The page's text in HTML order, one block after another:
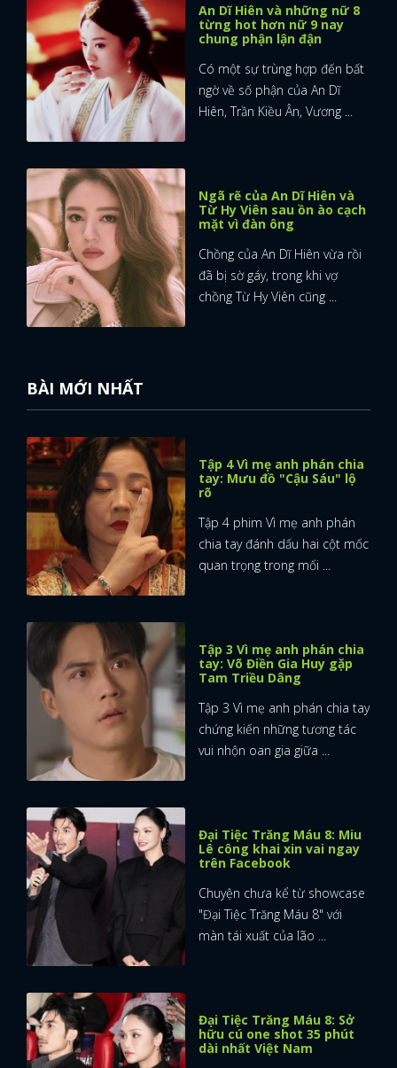
An Dĩ Hiên và những nữ 8
từng hot hơn nữ 9 nay
chung phận lận đận
Có một sự trùng hợp đến bất
ngờ về số phận của An Dĩ
Hiên, Trần Kiều Ân, Vương ...
Ngã rẽ của An Dĩ Hiên và
Từ Hy Viên sau ồn ào cạch
mặt vì đàn ông
Chồng của An Dĩ Hiên vừa rồi
đã bị sờ gáy, trong khi vợ
chồng Từ Hy Viên cũng ...
BÀI MỚI NHẤT
Tập 4 Vì mẹ anh phán chia
tay: Mưu đồ "Cậu Sáu" lộ
rõ
Tập 4 phim Vì mẹ anh phán
chia tay đánh dấu hai cột mốc
quan trọng trong mối ...
Tập 3 Vì mẹ anh phán chia
tay: Võ Điền Gia Huy gặp
Tam Triều Dâng
Tập 3 Vì mẹ anh phán chia tay
chứng kiến những tương tác
vui nhộn oan gia giữa ...
Đại Tiệc Trăng Máu 8: Miu
Lê công khai xin vai ngay
trên Facebook
Chuyện chưa kể từ showcase
"Đại Tiệc Trăng Máu 8" với
màn tái xuất của lão ...
Đại Tiệc Trăng Máu 8: Sở
hữu cú one shot 35 phút
dài nhất Việt Nam